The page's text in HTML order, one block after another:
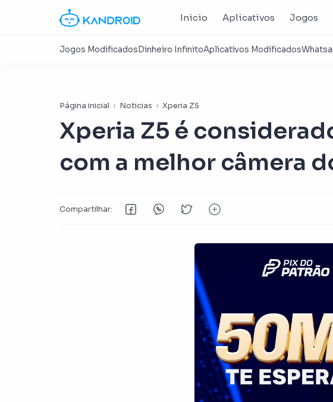
Inicio Aplicativos Jogos
Página inicial Noticias Xperia Z5
Xperia Z5 é
com a melhor câmera